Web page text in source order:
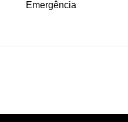
Emergência